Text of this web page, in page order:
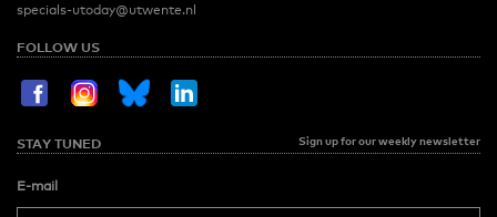
specials-utoday@utwente.nl
FOLLOW US
STAY TUNED Sign up for our weekly newsletter
E-mail